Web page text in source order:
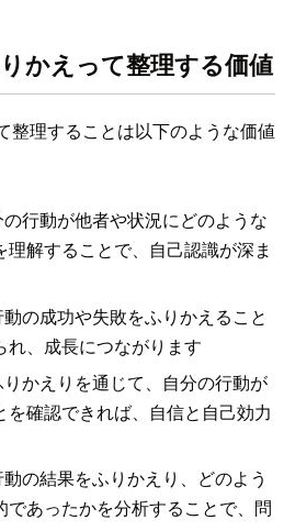
かえって整理する価値
整理することは以下のような価値
行動が他者や状況にどのような
解することで、自己認識が深ま
の成功や失敗をふりかえること
れ、成長につながります
かえりを通じて、自分の行動が
を確認できれば、自信と自己効力
の結果をふりかえり、どのよう
であったかを分析することで、問